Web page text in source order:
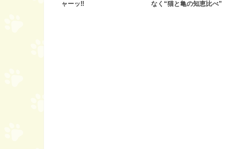
ャーッ‼
なく“猫と亀の知恵比べ”